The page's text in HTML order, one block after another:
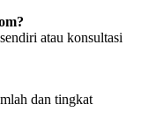
atau konsultasi
dan tingkat